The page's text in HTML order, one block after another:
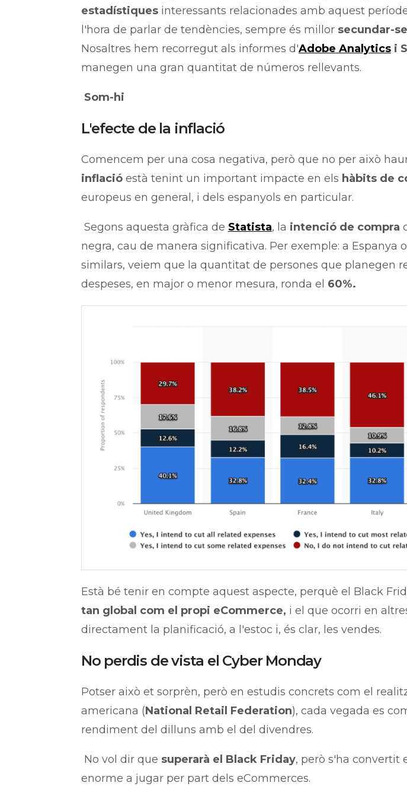
estadístiquesinteressants relacionades amb aquest
l'hora de parlar de tendències, sempre és millor secundar-
Nosaltres hem recorregut als informes d'Adobe Analyticsi
manegen una gran quantitat de números rellevants.
Som-hi
L'efecte de la inflació
Comencem per una cosa negativa, però que no per això
inflacióestà tenint un important impacte en els hàbits de
europeus en general, i dels espanyols en particular.
Segons aquesta gràfica de Statista, la intenció de compra
negra, cau de manera significativa. Per exemple: a Espanya
similars, veiem que la quantitat de persones que planegen
despeses, en major o menor mesura, ronda el 60%.
Està bé tenir en compte aquest aspecte, perquè el Black
tan global com el propi eCommerce, i el que ocorri en
directament la planificació, a l'estoc i, és clar, les vendes.
No perdis de vista el Cyber Monday
Potser això et sorprèn, però en estudis concrets com el
americana (National Retail Federation), cada vegada es
rendiment del dilluns amb el del divendres.
No vol dir que superarà el Black Friday, però s'ha convertit
enorme a jugar per part dels eCommerces.